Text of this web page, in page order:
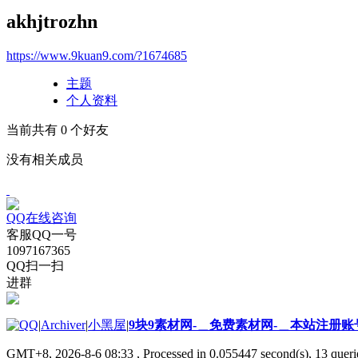
akhjtrozhn
https://www.9kuan9.com/?1674685
主题
个人资料
当前共有 0 个好友
没有相关成员
QQ在线咨询
客服QQ一号
1097167365
QQ扫一扫
进群
|Archiver|小黑屋|9块9素材网-＿免费素材网-＿本站注册账
GMT+8, 2026-8-6 08:33 , Processed in 0.055447 second(s), 13